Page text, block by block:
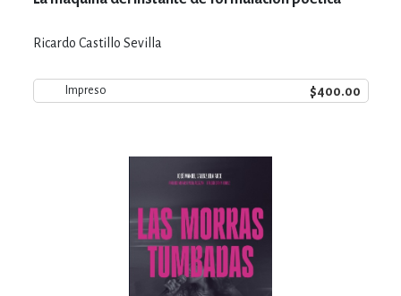
Ricardo Castillo Sevilla
Impreso $400.00